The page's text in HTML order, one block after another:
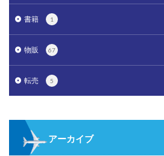
書籍 1
物販 67
転売 5
アーカイブ